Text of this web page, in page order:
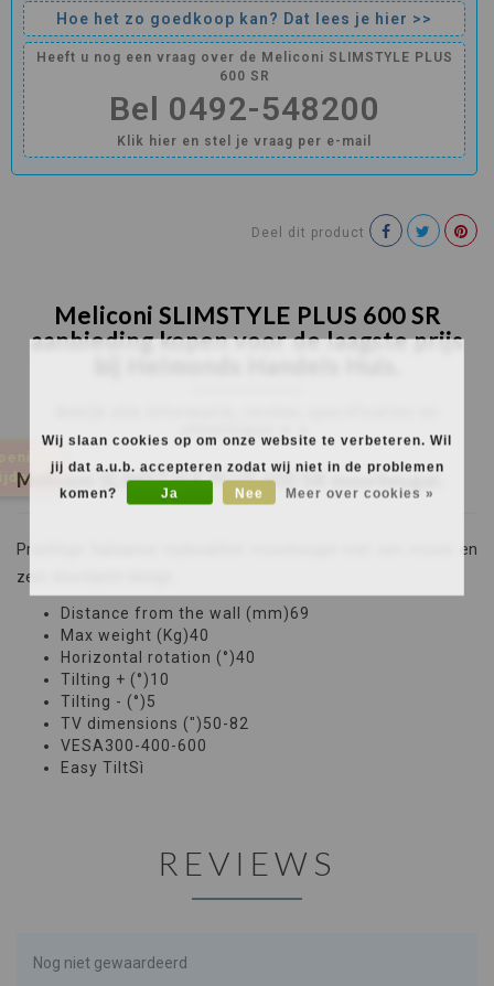
Hoe het zo goedkoop kan? Dat lees je hier >>
Heeft u nog een vraag over de Meliconi SLIMSTYLE PLUS
600 SR
Bel 0492-548200
Klik hier en stel je vraag per e-mail
Deel dit product
Meliconi SLIMSTYLE PLUS 600 SR
aanbieding kopen voor de laagste prijs
Meliconi SLIMSTYLE PLUS 600 SR muurbeugel.
Prachtige Italiaanse topkwaliteit muurbeugel met een mooie en
zeer doordacht design
Distance from the wall (mm)69
Max weight (Kg)40
Horizontal rotation (°)40
Tilting + (°)10
Tilting - (°)5
TV dimensions (")50-82
VESA300-400-600
Easy TiltSì
REVIEWS
Nog niet gewaardeerd
Wij slaan cookies op om onze website te verbeteren. Wil
jij dat a.u.b. accepteren zodat wij niet in de problemen
komen?
Ja Nee Meer over cookies »